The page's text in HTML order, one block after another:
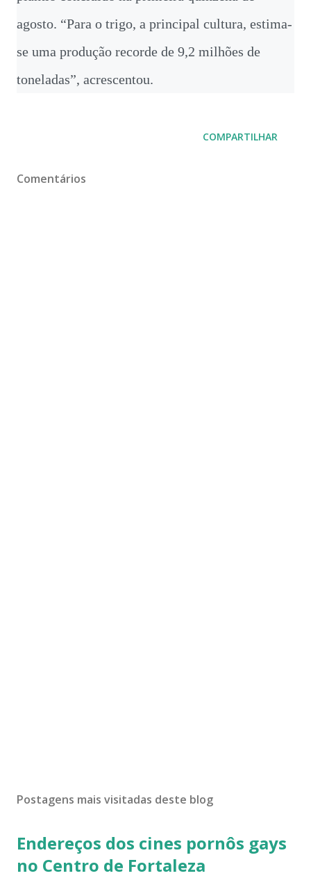
agosto. “Para o trigo, a principal cultura, estima-
se uma produção recorde de 9,2 milhões de
toneladas”, acrescentou.
COMPARTILHAR
Comentários
Postagens mais visitadas deste blog
Endereços dos cines pornôs gays
no Centro de Fortaleza